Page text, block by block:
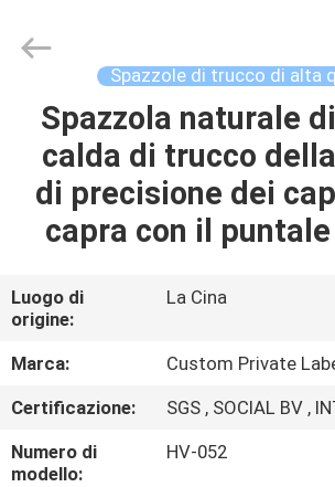
CASA
PRODOTTI
CIRCA
NOI
GIRO
DELLA
FABBRICA
Chanmy
Cosmetics
Reserved.
Spazzole di trucco di alta
Spazzola naturale
calda di trucco
di precisione dei
capra con il
Luogo di
origine:
La Cina
Marca:
Custom Private
Certificazione:
SGS , SOCIAL BV ,
Numero di
modello:
HV-052